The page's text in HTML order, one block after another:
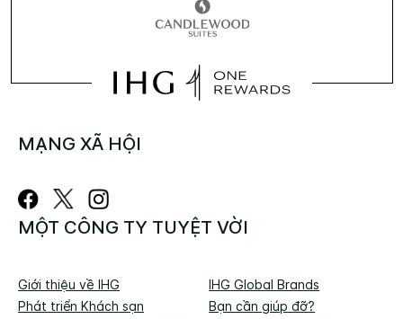
MẠNG XÃ HỘI
MỘT CÔNG TY TUYỆT VỜI
Giới thiệu về IHG
IHG Global Brands
Phát triển Khách sạn
Bạn cần giúp đỡ?